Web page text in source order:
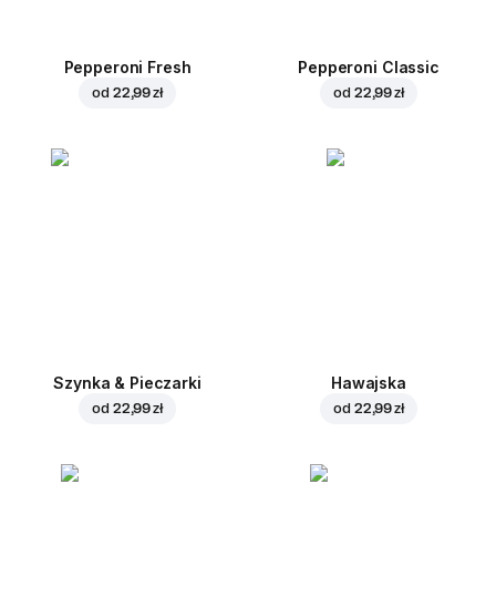
Pepperoni Fresh
od 22,99 zł
Pepperoni Classic
od 22,99 zł
Szynka & Pieczarki
od 22,99 zł
Hawajska
od 22,99 zł